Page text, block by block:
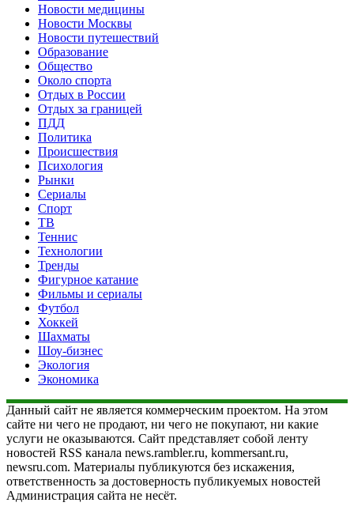
Новости медицины
Новости Москвы
Новости путешествий
Образование
Общество
Около спорта
Отдых в России
Отдых за границей
ПДД
Политика
Происшествия
Психология
Рынки
Сериалы
Спорт
ТВ
Теннис
Технологии
Тренды
Фигурное катание
Фильмы и сериалы
Футбол
Хоккей
Шахматы
Шоу-бизнес
Экология
Экономика
Данный сайт не является коммерческим проектом. На этом
сайте ни чего не продают, ни чего не покупают, ни какие
услуги не оказываются. Сайт представляет собой ленту
новостей RSS канала news.rambler.ru, kommersant.ru,
newsru.com. Материалы публикуются без искажения,
ответственность за достоверность публикуемых новостей
Администрация сайта не несёт.